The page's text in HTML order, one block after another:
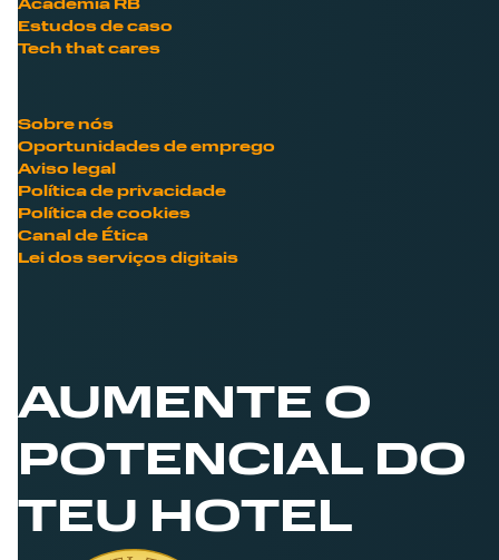
Academia RB
Estudos de caso
Tech that cares
Sobre nós
Oportunidades de emprego
Aviso legal
Política de privacidade
Política de cookies
Canal de Ética
Lei dos serviços digitais
AUMENTE O
POTENCIAL DO
TEU HOTEL